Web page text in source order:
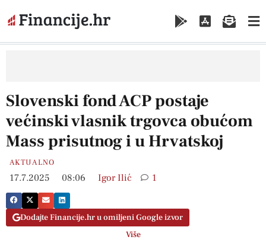
Slovenski fond ACP postaje
većinski vlasnik trgovca obućom
Mass prisutnog i u Hrvatskoj
AKTUALNO
17.7.2025 08:06 Igor Ilić 1
Dodajte Financije.hr u omiljeni Google izvor
Više